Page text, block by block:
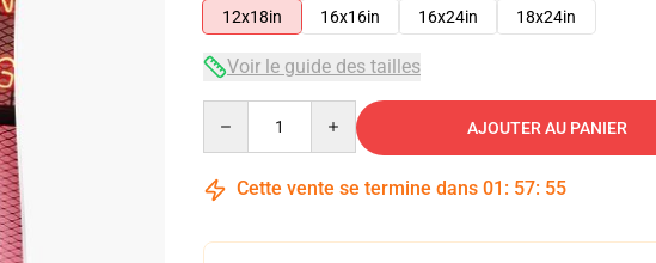
12x18in
16x16in 16x24in 18x24in
Voir le guide des tailles
AJOUTER AU PANIER
Cette vente se termine dans 01 : 57: 54